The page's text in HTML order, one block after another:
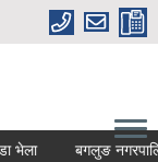
बगलुङ